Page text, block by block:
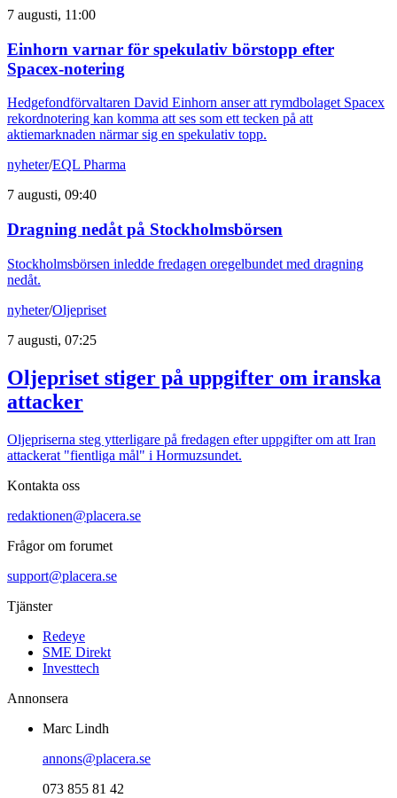
7 augusti, 11:00
Einhorn varnar för spekulativ börstopp efter
Spacex-notering
Hedgefondförvaltaren David Einhorn anser att rymdbolaget Spacex
rekordnotering kan komma att ses som ett tecken på att
aktiemarknaden närmar sig en spekulativ topp.
nyheter/EQL Pharma
7 augusti, 09:40
Dragning nedåt på Stockholmsbörsen
Stockholmsbörsen inledde fredagen oregelbundet med dragning
nedåt.
nyheter/Oljepriset
7 augusti, 07:25
Oljepriset stiger på uppgifter om iranska
attacker
Oljepriserna steg ytterligare på fredagen efter uppgifter om att Iran
attackerat "fientliga mål" i Hormuzsundet.
Kontakta oss
redaktionen@placera.se
Frågor om forumet
support@placera.se
Tjänster
Redeye
SME Direkt
Investtech
Annonsera
Marc Lindh
annons@placera.se
073 855 81 42